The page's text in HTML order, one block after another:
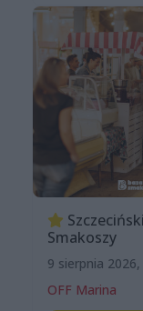
Smakoszy
9 sierpnia 2026,
OFF Marina